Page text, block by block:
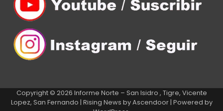
Copyright © 2026 Informe Norte – San Isidro , Tigre, Vicente
Lopez, San Fernando | Rising News byAscendoor| Powered by